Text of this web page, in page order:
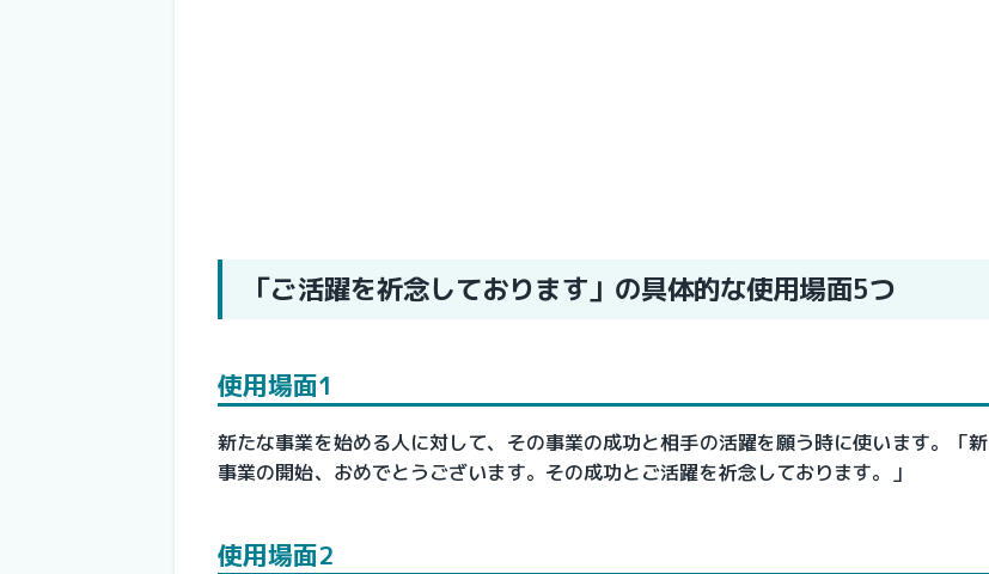
「ご活躍を祈念しております」の具体的な使用場面5つ
使用場面1
新たな事業を始める人に対して、その事業の成功と相手の活躍を願う時に使います。「新
事業の開始、おめでとうございます。その成功とご活躍を祈念しております。」
使用場面2